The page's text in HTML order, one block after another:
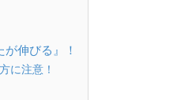
伸びる』！
に注意！